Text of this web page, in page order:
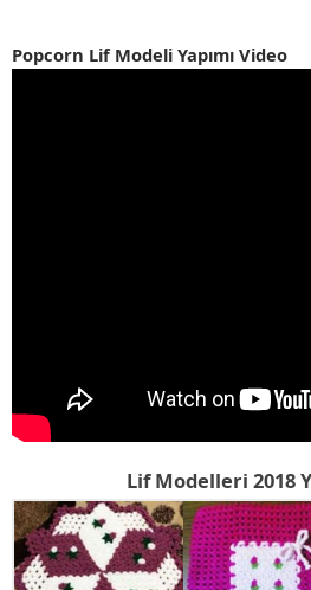
Popcorn Lif Modeli Yapımı Video
Lif Modelleri 2018